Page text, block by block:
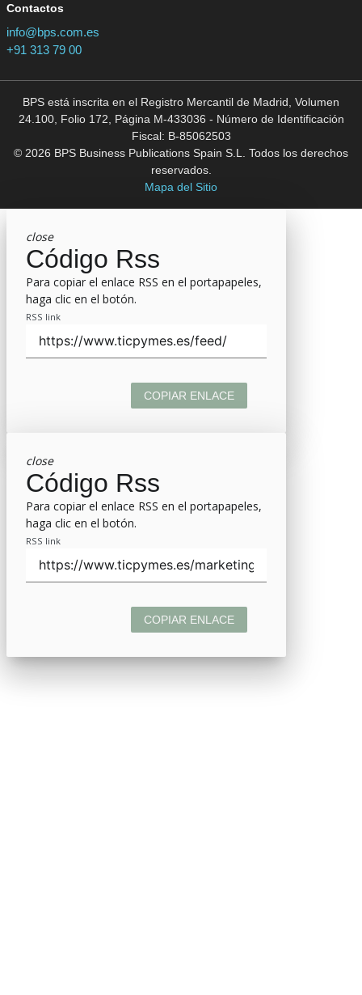
Contactos
info@bps.com.es
+91 313 79 00
BPS está inscrita en el Registro Mercantil de Madrid, Volumen
24.100, Folio 172, Página M-433036 - Número de Identificación
Fiscal: B-85062503
© 2026 BPS Business Publications Spain S.L. Todos los derechos
reservados.
Mapa del Sitio
close
Código Rss
Para copiar el enlace RSS en el portapapeles,
haga clic en el botón.
RSS link
COPIAR ENLACE
close
Código Rss
Para copiar el enlace RSS en el portapapeles,
haga clic en el botón.
RSS link
COPIAR ENLACE